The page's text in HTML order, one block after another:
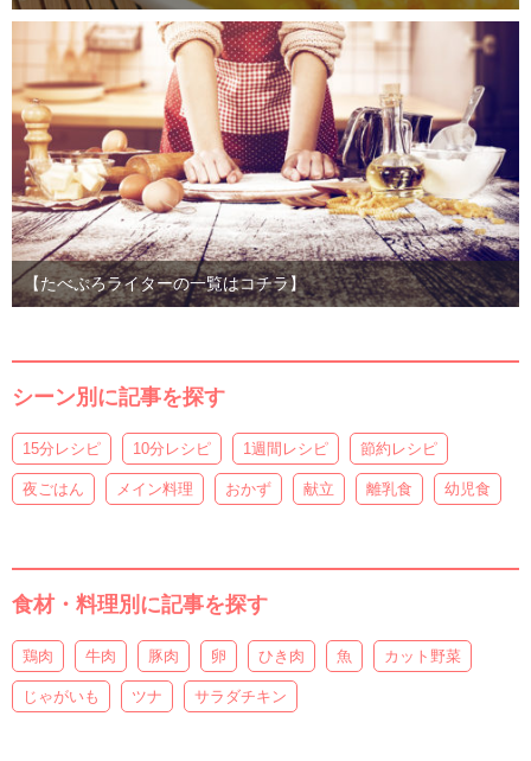
【たべぷろライターの一覧はコチラ】
シーン別に記事を探す
15分レシピ 10分レシピ 1週間レシピ 節約レシピ
夜ごはん メイン料理 おかず 献立 離乳食 幼児食
食材・料理別に記事を探す
鶏肉 牛肉 豚肉 卵 ひき肉 魚 カット野菜
じゃがいも ツナ サラダチキン